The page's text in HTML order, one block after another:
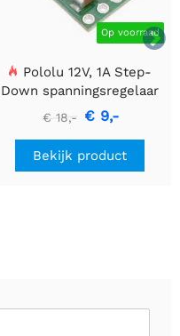

Op voorraad
Pololu 12V, 1A Step-
Down spanningsregelaar
D24V10F12
€ 18,- € 9,-
Bekijk product